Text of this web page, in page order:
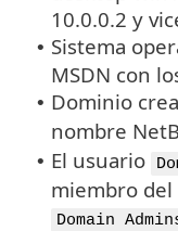
10.0.0.2 y
• Sistema
MSDN con
• Dominio
nombre
• El usuario
miembro
Domain